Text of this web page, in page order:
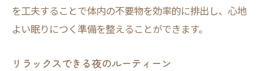
を工夫することで体内の不要物を効率的に排出し、心地
よい眠りにつく準備を整えることができます。
リラックスできる夜のルーティーン